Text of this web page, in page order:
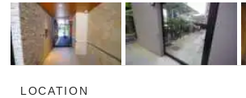
LOCATION